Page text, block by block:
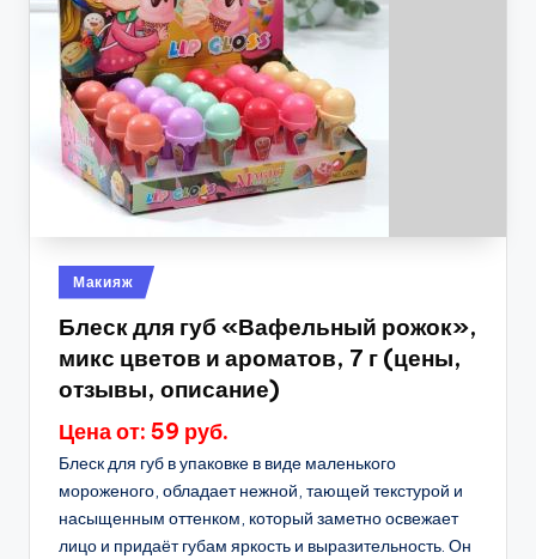
Опубликовано
в
Макияж
Блеск для губ «Вафельный рожок»,
микс цветов и ароматов, 7 г (цены,
отзывы, описание)
Цена от: 59 руб.
Блеск для губ в упаковке в виде маленького
мороженого, обладает нежной, тающей текстурой и
насыщенным оттенком, который заметно освежает
лицо и придаёт губам яркость и выразительность. Он